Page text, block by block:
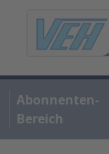
Abonnenten-
Bereich